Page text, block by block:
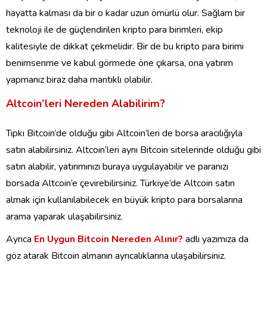
hayatta kalması da bir o kadar uzun ömürlü olur. Sağlam bir
teknoloji ile de güçlendirilen kripto para birimleri, ekip
kalitesiyle de dikkat çekmelidir. Bir de bu kripto para birimi
benimsenme ve kabul görmede öne çıkarsa, ona yatırım
yapmanız biraz daha mantıklı olabilir.
Altcoin’leri Nereden Alabilirim?
Tıpkı Bitcoin’de olduğu gibi Altcoin’leri de borsa aracılığıyla
satın alabilirsiniz. Altcoin’leri aynı Bitcoin sitelerinde olduğu gibi
satın alabilir, yatırımınızı buraya uygulayabilir ve paranızı
borsada Altcoin’e çevirebilirsiniz. Türkiye’de Altcoin satın
almak için kullanılabilecek en büyük kripto para borsalarına
arama yaparak ulaşabilirsiniz.
Ayrıca En Uygun Bitcoin Nereden Alınır? adlı yazımıza da
göz atarak Bitcoin almanın ayrıcalıklarına ulaşabilirsiniz.